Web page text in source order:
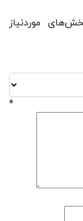
موردنیاز
*